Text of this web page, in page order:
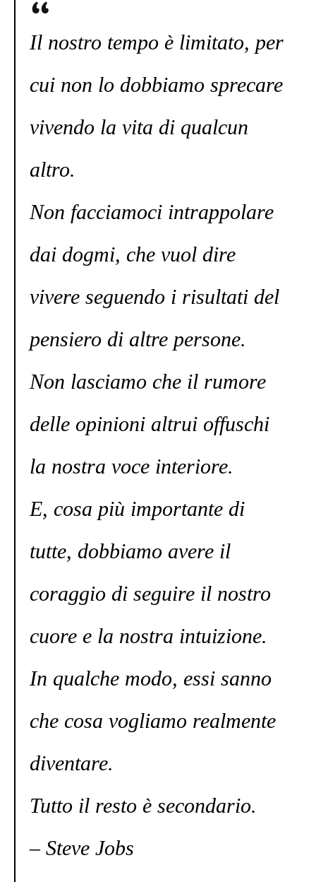
Il nostro tempo è limitato, per
cui non lo dobbiamo sprecare
vivendo la vita di qualcun
altro.
Non facciamoci intrappolare
dai dogmi, che vuol dire
vivere seguendo i risultati del
pensiero di altre persone.
Non lasciamo che il rumore
delle opinioni altrui offuschi
la nostra voce interiore.
E, cosa più importante di
tutte, dobbiamo avere il
coraggio di seguire il nostro
cuore e la nostra intuizione.
In qualche modo, essi sanno
che cosa vogliamo realmente
diventare.
Tutto il resto è secondario.
– Steve Jobs